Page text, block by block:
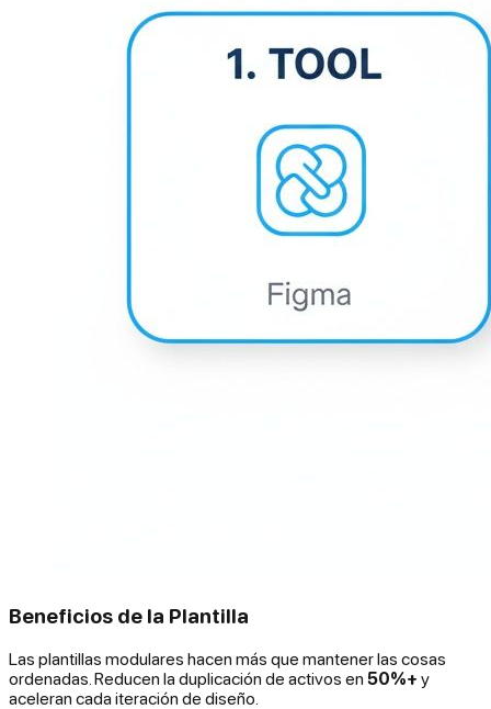
Beneficios de la Plantilla
Las plantillas modulares hacen más que mantener las cosas
ordenadas. Reducen la duplicación de activos en 50%+ y
aceleran cada iteración de diseño.